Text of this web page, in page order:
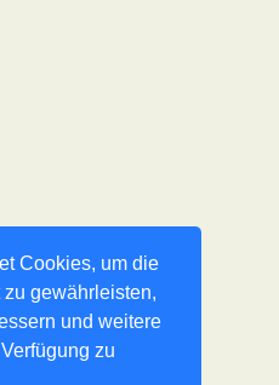
Cookies, um die
gewährleisten,
und weitere
zu